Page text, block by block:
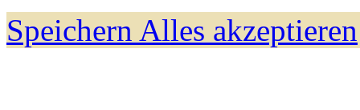
Speichern Alles akzeptieren